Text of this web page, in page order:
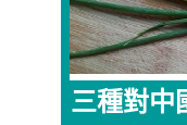
三種對中